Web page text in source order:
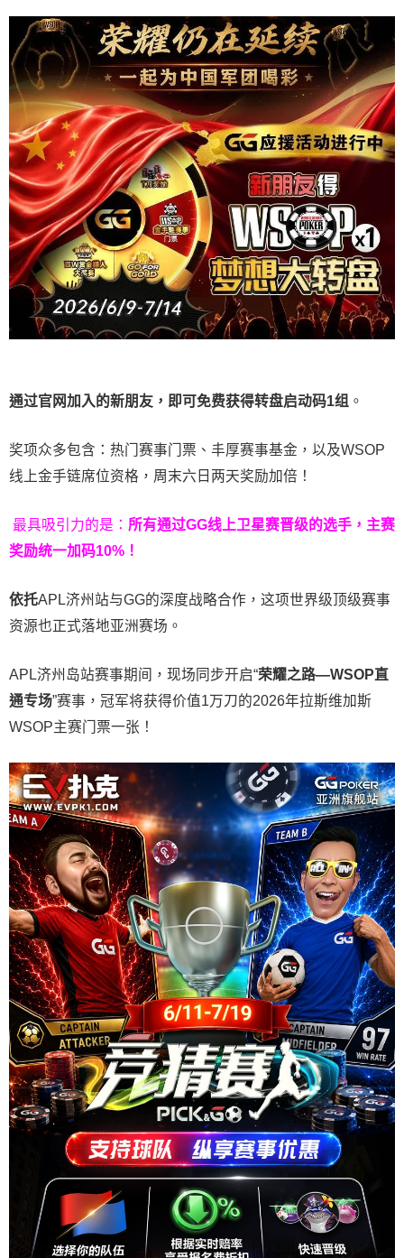
通过官网加入的新朋友，即可免费获得转盘启动码1组 。
奖项众多包含：热门赛事门票、丰厚赛事基金，以及WSOP
线上金手链席位资格， 周末六日两天奖励加倍！
最具吸引力的是： 所有通过GG线上卫星赛晋级的选手，主赛
奖励统一加码10% ！
依托APL济州站与GG的深度战略合作，这项世界级顶级赛事
资源也正式落地亚洲赛场。
APL济州岛站赛事期间，现场同步开启“荣耀之路—WSOP直
通专场”赛事，冠军将获得价值1万刀的2026年拉斯维加斯
WSOP主赛门票一张！